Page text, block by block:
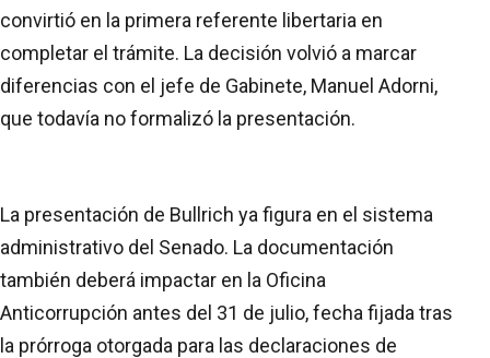
convirtió en la primera referente libertaria en
completar el trámite. La decisión volvió a marcar
diferencias con el jefe de Gabinete, Manuel Adorni,
que todavía no formalizó la presentación.
La presentación de Bullrich ya figura en el sistema
administrativo del Senado. La documentación
también deberá impactar en la Oficina
Anticorrupción antes del 31 de julio, fecha fijada tras
la prórroga otorgada para las declaraciones de